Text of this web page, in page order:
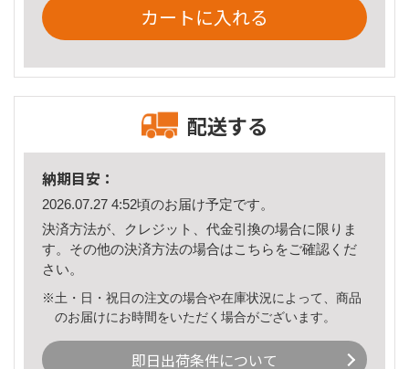
カートに入れる
配送する
納期目安：
2026.07.27 4:52頃のお届け予定です。
決済方法が、クレジット、代金引換の場合に限りま
す。その他の決済方法の場合はこちら をご確認くだ
さい。
※土・日・祝日の注文の場合や在庫状況によって、商品
のお届けにお時間をいただく場合がございます。
即日出荷条件について